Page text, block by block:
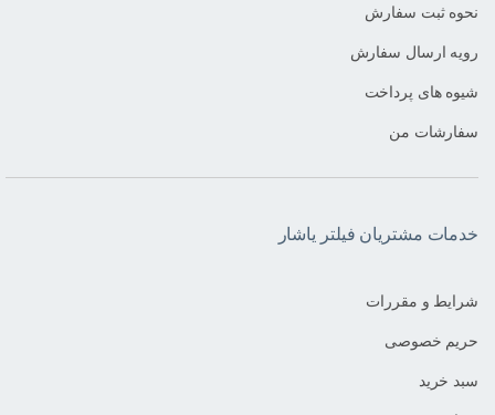
نحوه ثبت سفارش
رویه ارسال سفارش
شیوه های پرداخت
سفارشات من
خدمات مشتریان فیلتر یاشار
شرایط و مقررات
حریم خصوصی
سبد خرید